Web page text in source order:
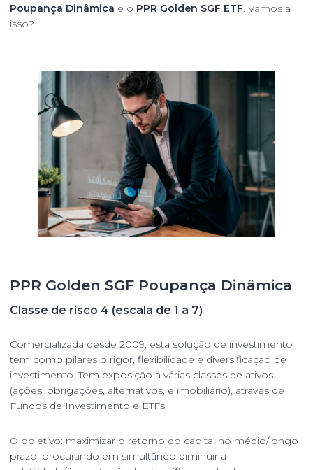
Poupança Dinâmica e o PPR Golden SGF ETF. Vamos a
isso?
PPR Golden SGF Poupança Dinâmica
Classe de risco 4 (escala de 1 a 7)
Comercializada desde 2009, esta solução de investimento
tem como pilares o rigor, flexibilidade e diversificação de
investimento. Tem exposição a várias classes de ativos
(ações, obrigações, alternativos, e imobiliário), através de
Fundos de Investimento e ETFs.
O objetivo: maximizar o retorno do capital no médio/longo
prazo, procurando em simultâneo diminuir a